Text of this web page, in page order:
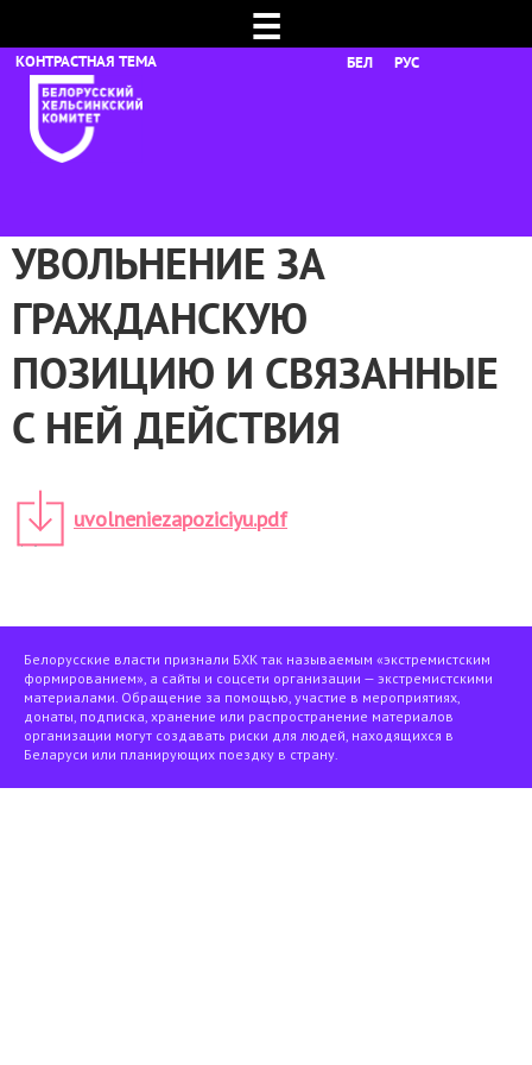
☰
БЕЛ РУС
УВОЛЬНЕНИЕ ЗА
ГРАЖДАНСКУЮ
ПОЗИЦИЮ И СВЯЗАННЫЕ
С НЕЙ ДЕЙСТВИЯ
uvolneniezapoziciyu.pdf
Белорусские власти признали БХК так называемым «экстремистским
формированием», а сайты и соцсети организации — экстремистскими
материалами. Обращение за помощью, участие в мероприятиях,
донаты, подписка, хранение или распространение материалов
организации могут создавать риски для людей, находящихся в
Беларуси или планирующих поездку в страну.